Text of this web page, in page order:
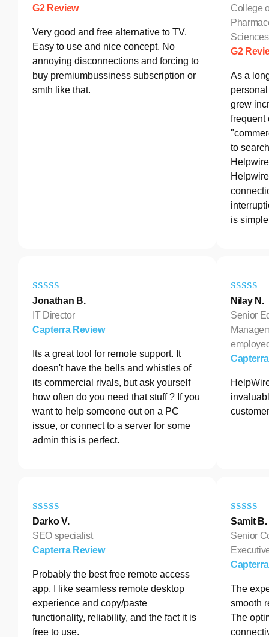
G2 Review
Very good and free alternative to TV.
Easy to use and nice concept. No
annoying disconnections and forcing to
buy premiumbussiness subscription or
smth like that.
College
Sciences
G2
As a
grew
frequent
to
is
Jonathan B.
IT Director
Capterra Review
Its a great tool for remote support. It
doesn't have the bells and whistles of
its commercial rivals, but ask yourself
how often do you need that stuff ? If you
want to help someone out on a PC
issue, or connect to a server for some
admin this is perfect.
Nilay N.
Senior
Darko V.
SEO specialist
Capterra Review
Probably the best free remote access
app. I like seamless remote desktop
experience and copy/paste
functionality, reliability, and the fact it is
free to use.
Samit B.
Senior
The
smooth
The